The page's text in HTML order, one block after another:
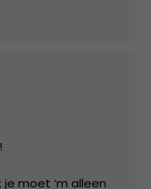
moet ‘m alleen